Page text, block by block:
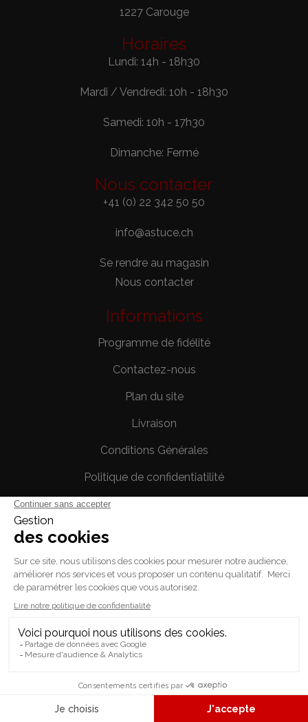
1227 Carouge
Horaires
Lundi: 14h - 18h30
Mardi / Vendredi: 10h - 18h30
Samedi: 10h - 17h30
Dimanche: Fermé
Nous contacter
+41 (0) 22 342 50 50
info@astuce.ch
Se rendre au magasin
Nous contacter
Informations
Programme de fidélité
Contactez-nous
Plan du site
Livraison
Conditions Générales
Politique de confidentiatilité
Votre compte
Informations personnelles
Commandes
Avoirs
Adresses
Bons de réduction